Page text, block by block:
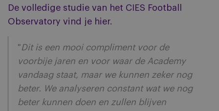
De volledige studie van het CIES Football
Observatory vind je hier.
"Dit is een mooi compliment voor de
voorbije jaren en voor waar de Academy
vandaag staat, maar we kunnen zeker nog
beter. We analyseren constant wat we nog
beter kunnen doen en zullen blijven